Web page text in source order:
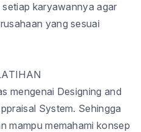
karyawannya agar
yang sesuai
mengenai Designingand
System. Sehingga
mampu memahami konsep